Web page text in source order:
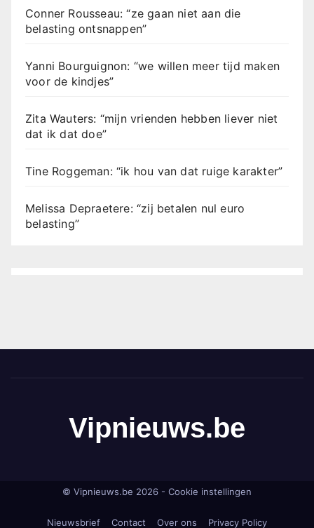
Conner Rousseau: “ze gaan niet aan die
belasting ontsnappen”
Yanni Bourguignon: “we willen meer tijd maken
voor de kindjes”
Zita Wauters: “mijn vrienden hebben liever niet
dat ik dat doe”
Tine Roggeman: “ik hou van dat ruige karakter”
Melissa Depraetere: “zij betalen nul euro
belasting”
Vipnieuws.be
© Vipnieuws.be 2026 - Cookie instellingen
Nieuwsbrief Contact Over ons Privacy Policy